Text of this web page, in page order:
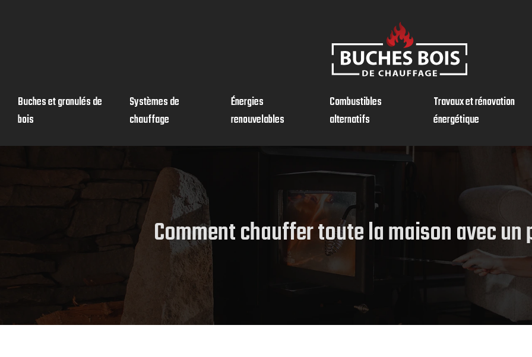
Buches et granulés de
bois
Systèmes de
chauffage
Énergies
renouvelables
Combustibles
alternatifs
Travaux et rénovation
énergétique
Comment chauffer toute la maison avec un